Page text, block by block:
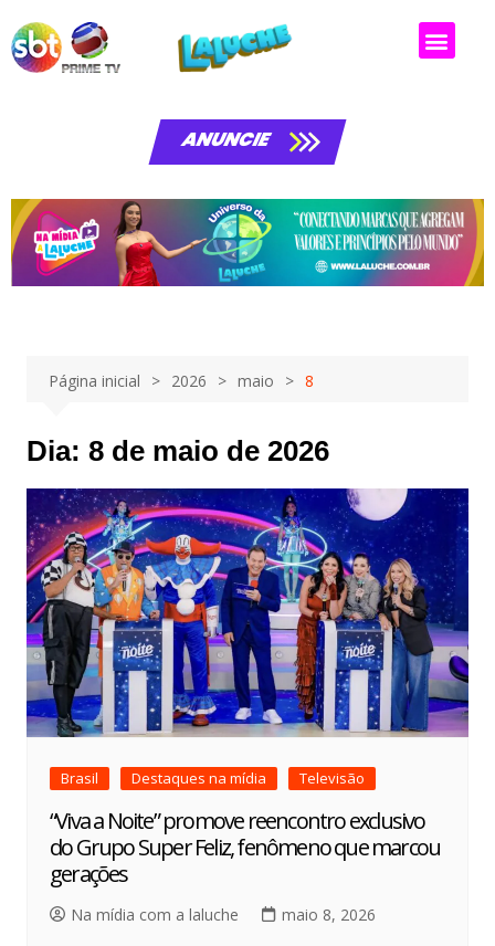
ANUNCIE
Página inicial 2026 maio 8
Dia: 8 de maio de 2026
Brasil Destaques na mídia Televisão
“Viva a Noite” promove reencontro exclusivo
do Grupo Super Feliz, fenômeno que marcou
gerações
Na mídia com a laluche maio 8, 2026